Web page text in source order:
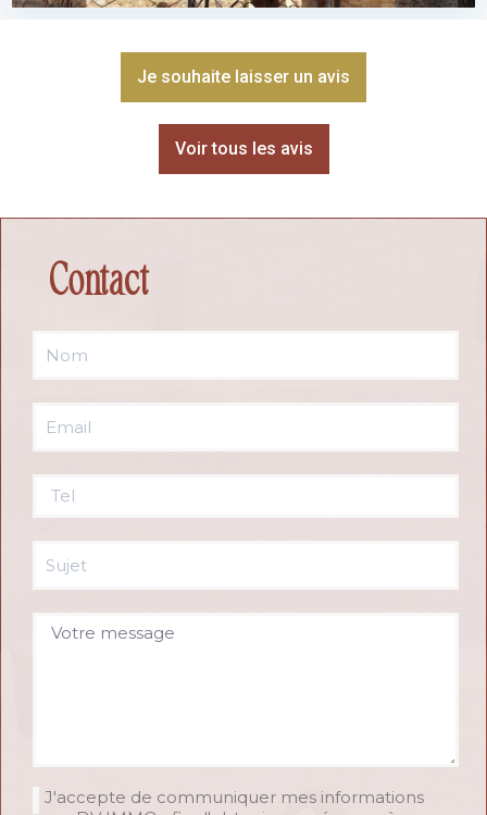
Je souhaite laisser un avis
Voir tous les avis
Contact
J'accepte de communiquer mes informations